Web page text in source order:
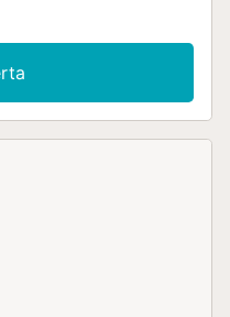
como si fuera la suya
accesible en coche y
de Jerez (XRY) está a
entrar en el alojamiento
anticipado solo puede